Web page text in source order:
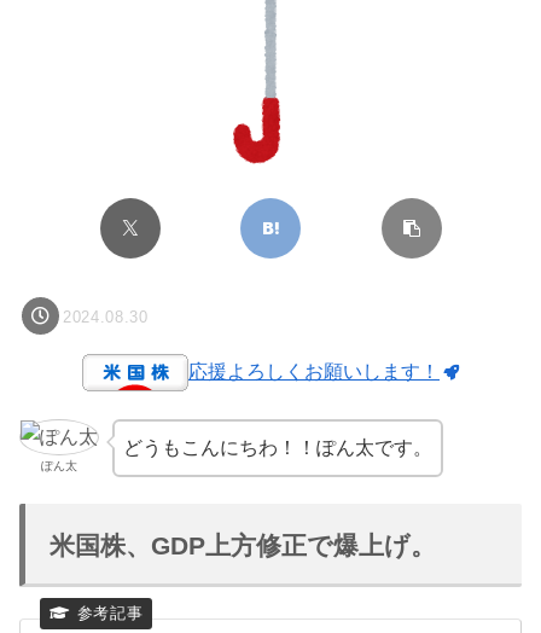
2024.08.30
応援よろしくお願いします！
ぽん太
どうもこんにちわ！！ぽん太です。
米国株、GDP上方修正で爆上げ。